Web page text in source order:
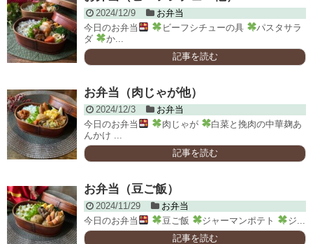
2024/12/9
お弁当
今日のお弁当
ビーフシチューの具
パスタサラ
ダ
か...
記事を読む
お弁当（肉じゃが他）
2024/12/3
お弁当
今日のお弁当
肉じゃが
白菜と挽肉の中華麹あ
んかけ ...
記事を読む
お弁当（豆ご飯）
2024/11/29
お弁当
今日のお弁当
豆ご飯 ジャーマンポテト
ジ...
記事を読む